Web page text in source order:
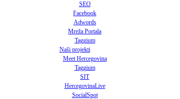
SEO
Facebook
Adwords
Mreža Portala
Taggium
Naši projekti
Meet Hercegovina
Taggium
SIT
HercegovinaLive
SocialSpot